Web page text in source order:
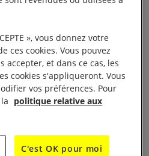
et lutte contre les
économiques et
commission
de la Commission
», vous donnez votre
ces cookies. Vous pouvez
accepter, et dans ce cas, les
cookies s'appliqueront. Vous
vos préférences. Pour
politique relative aux
C'est OK pour moi